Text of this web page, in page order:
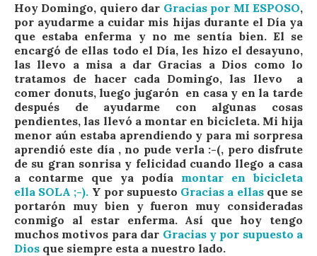
Hoy Domingo, quiero dar Gracias por MI ESPOSO,
por ayudarme a cuidar mis hijas durante el Día ya
que estaba enferma y no me sentía bien. El se
encargó de ellas todo el Día, les hizo el desayuno,
las llevo a misa a dar Gracias a Dios como lo
tratamos de hacer cada Domingo, las llevo a
comer donuts, luego jugarón en casa y en la tarde
después de ayudarme con algunas cosas
pendientes, las llevó a montar en bicicleta. Mi hija
menor aún estaba aprendiendo y para mi sorpresa
aprendió este día , no pude verla :-(, pero disfrute
de su gran sonrisa y felicidad cuando llego a casa
a contarme que ya podía montar en bicicleta
ella SOLA ;-). Y por supuesto Gracias a ellasque se
portarón muy bien y fueron muy consideradas
conmigo al estar enferma. Así que hoy tengo
muchos motivos para dar Gracias y por supuesto a
Dios que siempre esta a nuestro lado.